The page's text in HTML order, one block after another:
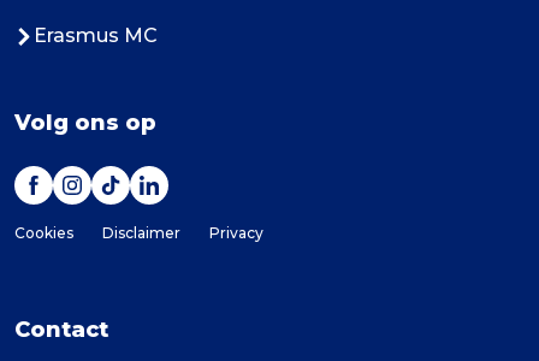
Erasmus MC
Volg ons op
Cookies Disclaimer Privacy
Contact